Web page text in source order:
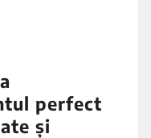
perfect
și